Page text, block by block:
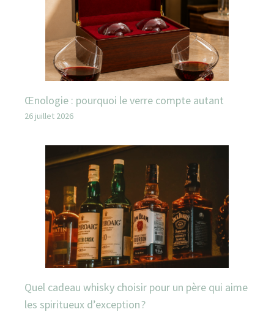
Œnologie : pourquoi le verre compte autant
26 juillet 2026
Quel cadeau whisky choisir pour un père qui aime
les spiritueux d’exception ?